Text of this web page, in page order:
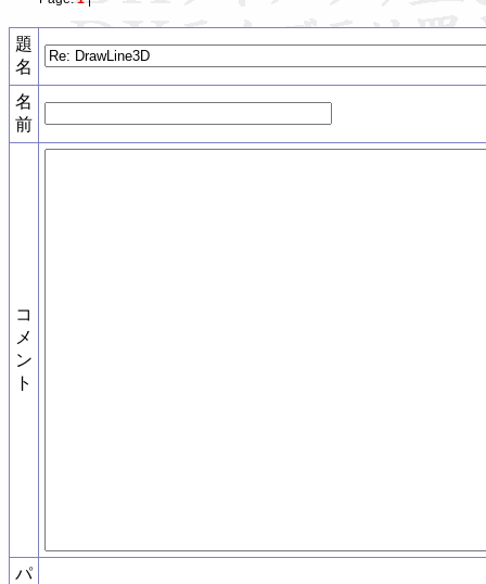
題
名
名
前
コ
メ
ン
ト
パ